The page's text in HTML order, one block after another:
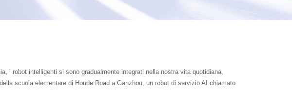
i robot intelligenti si sono gradualmente integrati nella nostra vita quotidiana,
scuola elementare di Houde Road a Ganzhou, un robot di servizio AI chiamato